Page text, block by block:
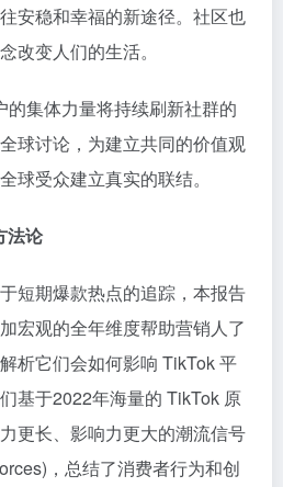
安稳和幸福的新途径。社区也
改变人们的生活。
的集体力量将持续刷新社群的
球讨论，为建立共同的价值观
球受众建立真实的联结。
法论
短期爆款热点的追踪，本报告
宏观的全年维度帮助营销人了
析它们会如何影响 TikTok 平
基于2022年海量的 TikTok 原
更⻓、影响力更大的潮流信号
，总结了消费者行为和创